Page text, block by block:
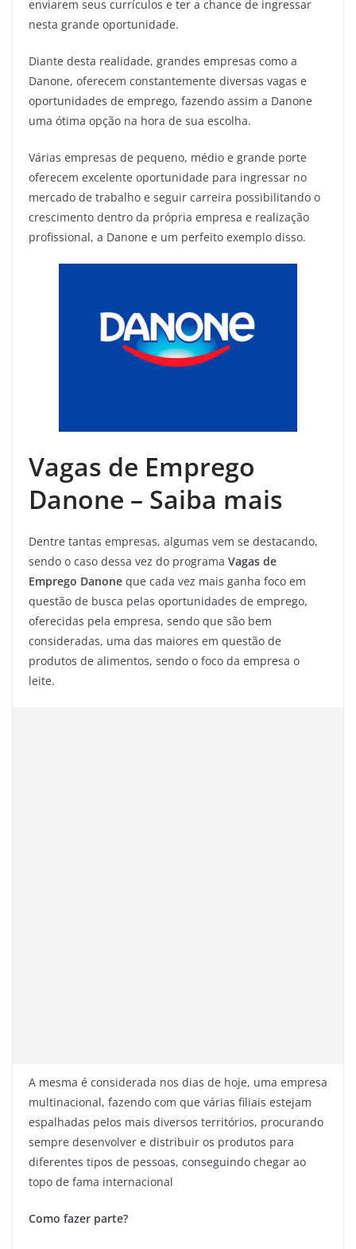
enviarem seus currículos e ter a chance de ingressar
nesta grande oportunidade.
Diante desta realidade, grandes empresas como a
Danone, oferecem constantemente diversas vagas e
oportunidades de emprego, fazendo assim a Danone
uma ótima opção na hora de sua escolha.
Várias empresas de pequeno, médio e grande porte
oferecem excelente oportunidade para ingressar no
mercado de trabalho e seguir carreira possibilitando o
crescimento dentro da própria empresa e realização
profissional, a Danone e um perfeito exemplo disso.
Vagas de Emprego
Danone – Saiba mais
Dentre tantas empresas, algumas vem se destacando,
sendo o caso dessa vez do programa Vagas de
Emprego Danone que cada vez mais ganha foco em
questão de busca pelas oportunidades de emprego,
oferecidas pela empresa, sendo que são bem
consideradas, uma das maiores em questão de
produtos de alimentos, sendo o foco da empresa o
leite.
A mesma é considerada nos dias de hoje, uma empresa
multinacional, fazendo com que várias filiais estejam
espalhadas pelos mais diversos territórios, procurando
sempre desenvolver e distribuir os produtos para
diferentes tipos de pessoas, conseguindo chegar ao
topo de fama internacional
Como fazer parte?